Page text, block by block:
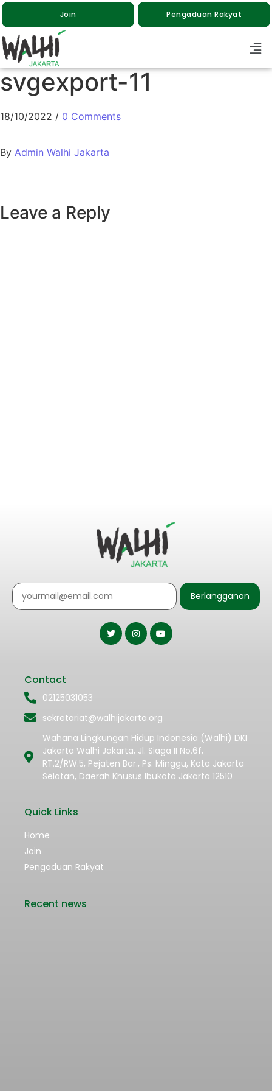
Join Pengaduan Rakyat
svgexport-11
18/10/2022 / 0 Comments
By Admin Walhi Jakarta
Leave a Reply
Berlangganan
Contact
02125031053
sekretariat@walhijakarta.org
Wahana Lingkungan Hidup Indonesia (Walhi) DKI
Jakarta Walhi Jakarta, Jl. Siaga II No.6f,
RT.2/RW.5, Pejaten Bar., Ps. Minggu, Kota Jakarta
Selatan, Daerah Khusus Ibukota Jakarta 12510
Quick Links
Home
Join
Pengaduan Rakyat
Recent news